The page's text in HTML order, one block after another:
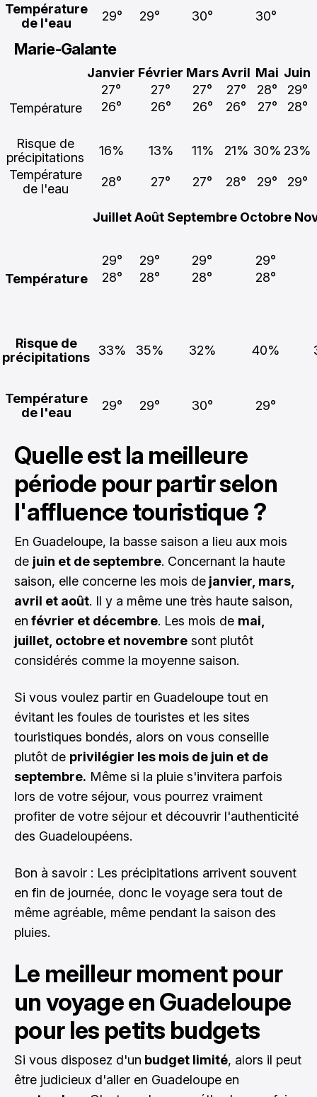
Température
de l'eau
29° 29° 30° 30°
Marie-Galante
Janvier Février MarsAvril Mai Juin
Température
27°
26°
27°
26°
27°
26°
27°
26°
28°
27°
29°
28°
Risque de
précipitations
16% 13% 11% 21% 30% 23%
Température
de l'eau
28° 27° 27° 28° 29° 29°
JuilletAoût Septembre Octobre
Température
29°
28°
29°
28°
29°
28°
29°
28°
Risque de
précipitations
33% 35% 32% 40%
Température
de l'eau
29° 29° 30° 29°
Quelle est la meilleure
période pour partir selon
l'affluence touristique ?
En Guadeloupe, la basse saison a lieu aux mois
de juin et de septembre. Concernant la haute
saison, elle concerne les mois de janvier, mars,
avril et août. Il y a même une très haute saison,
en février et décembre. Les mois de mai,
juillet, octobre et novembre sont plutôt
considérés comme la moyenne saison.
Si vous voulez partir en Guadeloupe tout en
évitant les foules de touristes et les sites
touristiques bondés, alors on vous conseille
plutôt de privilégier les mois de juin et de
septembre. Même si la pluie s'invitera parfois
lors de votre séjour, vous pourrez vraiment
profiter de votre séjour et découvrir l'authenticité
des Guadeloupéens.
Bon à savoir : Les précipitations arrivent souvent
en fin de journée, donc le voyage sera tout de
même agréable, même pendant la saison des
pluies.
Le meilleur moment pour
un voyage en Guadeloupe
pour les petits budgets
Si vous disposez d'un budget limité, alors il peut
être judicieux d'aller en Guadeloupe en